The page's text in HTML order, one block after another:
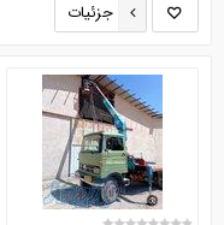
جزئیات